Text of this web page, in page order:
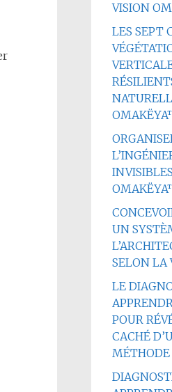
VISION
LES SEPT
UN
SELON LA
LE
POUR
CACHÉ